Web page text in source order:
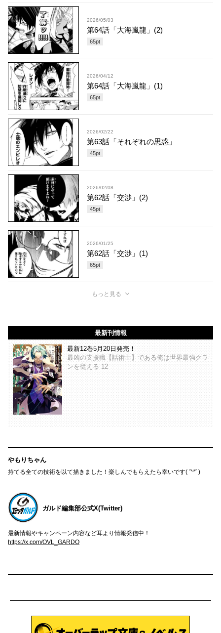
2026/05/03
第64話「大海嵐龍」(2)
65pt
2026/04/12
第64話「大海嵐龍」(1)
65pt
2026/02/22
第63話「それぞれの思惑」
45pt
2026/02/08
第62話「交渉」(2)
45pt
2026/01/25
第62話「交渉」(1)
65pt
もっと見る
最新刊情報
最新12巻5月20日発売！
最凶の支援職【話術士】である俺は世界最強クラ
ンを従える 12
やもりちゃん
持てる全ての技術を以て描きました！楽しんでもらえたら幸いです( ˇ꒳​ˇ )
ガルド編集部公式X(Twitter)
最新情報やキャンペーン内容など耳より情報発信中！
https://x.com/OVL_GARDO